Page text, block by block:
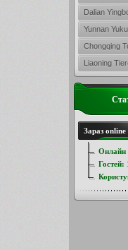
Dalian
Yunnan
Chongqing
Liaoning
Зараз online
Онлайн
Гостей: